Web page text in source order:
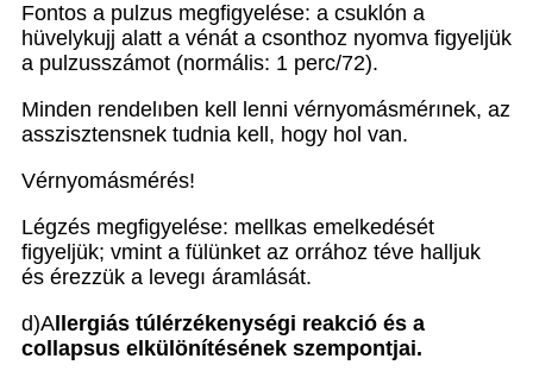
Fontos a pulzus megfigyelése: a csuklón a
hüvelykujj alatt a vénát a csonthoz nyomva figyeljük
a pulzusszámot (normális: 1 perc/72).
Minden rendelıben kell lenni vérnyomásmérınek, az
asszisztensnek tudnia kell, hogy hol van.
Vérnyomásmérés!
Légzés megfigyelése: mellkas emelkedését
figyeljük; vmint a fülünket az orrához téve halljuk
és érezzük a levegı áramlását.
d)A llergiás túlérzékenységi reakció és a
collapsus elkülönítésének szempontjai.